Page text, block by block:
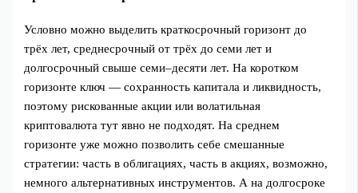
Условно можно выделить краткосрочный горизонт до
трёх лет, среднесрочный от трёх до семи лет и
долгосрочный свыше семи–десяти лет. На коротком
горизонте ключ — сохранность капитала и ликвидность,
поэтому рискованные акции или волатильная
криптовалюта тут явно не подходят. На среднем
горизонте уже можно позволить себе смешанные
стратегии: часть в облигациях, часть в акциях, возможно,
немного альтернативных инструментов. А на долгосроке